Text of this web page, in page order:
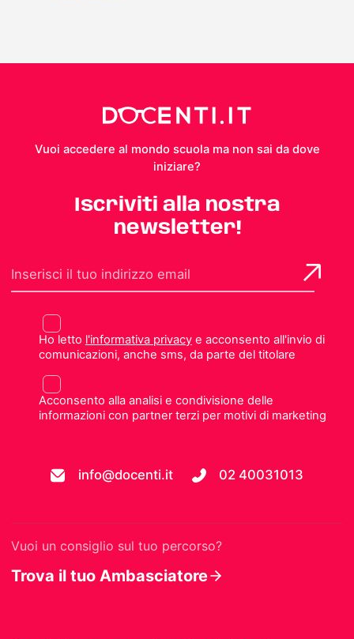
Vuoi accedere al mondo scuola ma non sai da dove
iniziare?
Iscriviti alla nostra
newsletter!
Ho letto l'informativa privacye acconsento all'invio di
comunicazioni, anche sms, da parte del titolare
Acconsento alla analisi e condivisione delle
informazioni con partner terzi per motivi di marketing
info@docenti.it 02 40031013
Vuoi un consiglio sul tuo percorso?
Trova il tuo Ambasciatore